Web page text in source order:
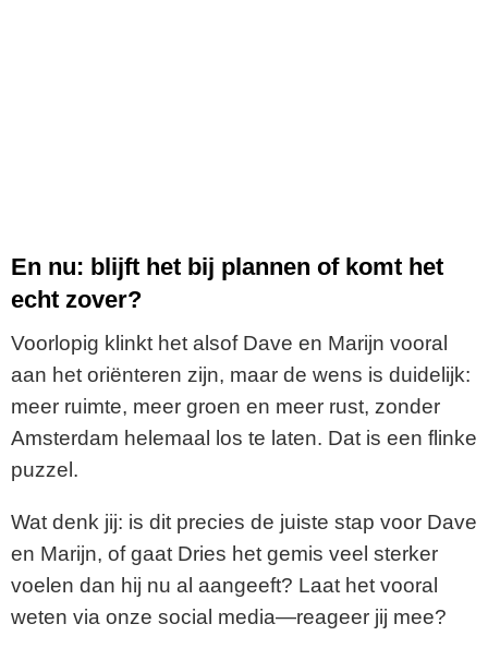
En nu: blijft het bij plannen of komt het
echt zover?
Voorlopig klinkt het alsof Dave en Marijn vooral
aan het oriënteren zijn, maar de wens is duidelijk:
meer ruimte, meer groen en meer rust, zonder
Amsterdam helemaal los te laten. Dat is een flinke
puzzel.
Wat denk jij: is dit precies de juiste stap voor Dave
en Marijn, of gaat Dries het gemis veel sterker
voelen dan hij nu al aangeeft? Laat het vooral
weten via onze social media—reageer jij mee?